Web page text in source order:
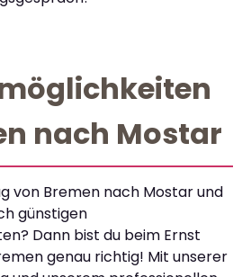
nach Mostar
von Bremen nach Mostar und
günstigen
Dann bist du beim Ernst
genau richtig! Mit unserer